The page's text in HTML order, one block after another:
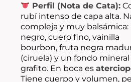
Perfil (Nota de Cata):
rubí intenso de capa alta.
compleja y muy balsámica:
negro, cuero fino, vainilla
bourbon, fruta negra
(ciruela) y un fondo mineral
grafito. En boca es
Tiene cuerpo y volumen,